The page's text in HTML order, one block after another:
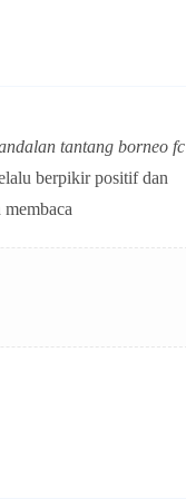
tantang borneo fc
berpikir positif dan